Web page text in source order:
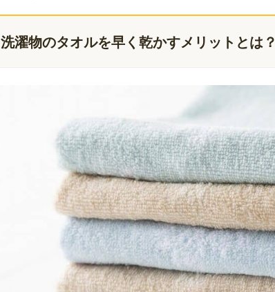
洗濯物のタオルを早く乾かすメリットとは？